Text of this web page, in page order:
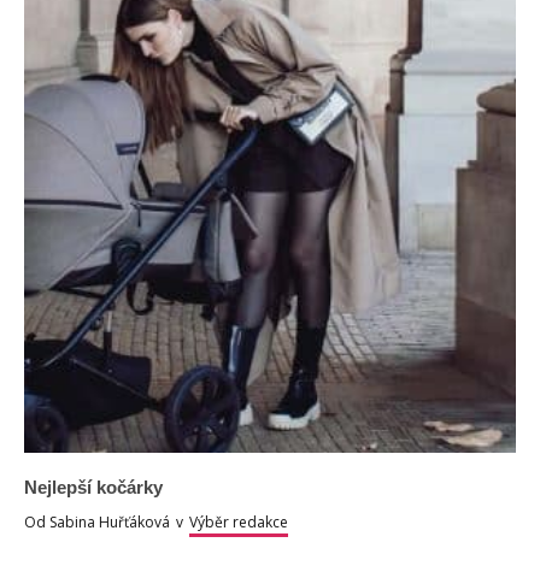
Nejlepší kočárky
Od Sabina Huřťáková v Výběr redakce